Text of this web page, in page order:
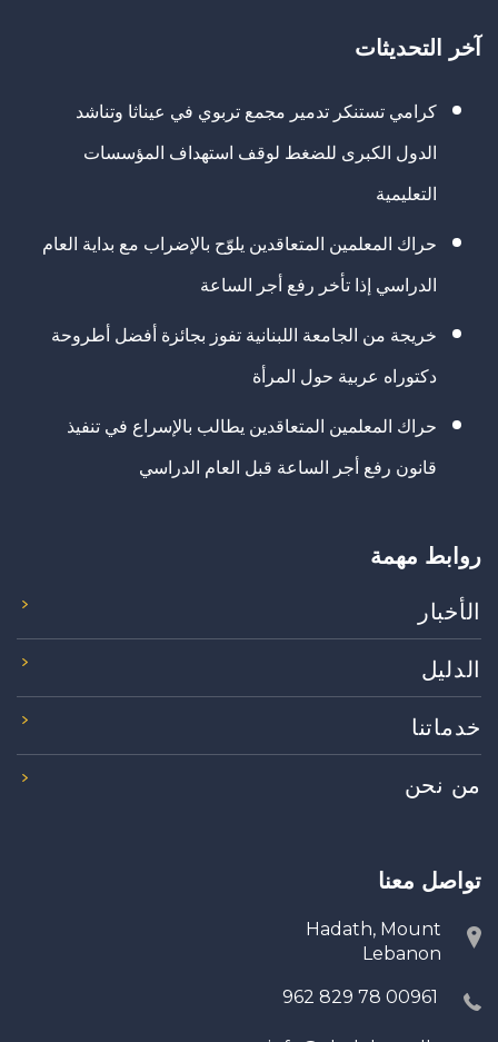
آخر التحديثات
كرامي تستنكر تدمير مجمع تربوي في عيناثا وتناشد
الدول الكبرى للضغط لوقف استهداف المؤسسات
التعليمية
حراك المعلمين المتعاقدين يلوّح بالإضراب مع بداية العام
الدراسي إذا تأخر رفع أجر الساعة
خريجة من الجامعة اللبنانية تفوز بجائزة أفضل أطروحة
دكتوراه عربية حول المرأة
حراك المعلمين المتعاقدين يطالب بالإسراع في تنفيذ
قانون رفع أجر الساعة قبل العام الدراسي
روابط مهمة
الأخبار
الدليل
خدماتنا
من نحن
تواصل معنا
Hadath, Mount
Lebanon
00961 78 829 962